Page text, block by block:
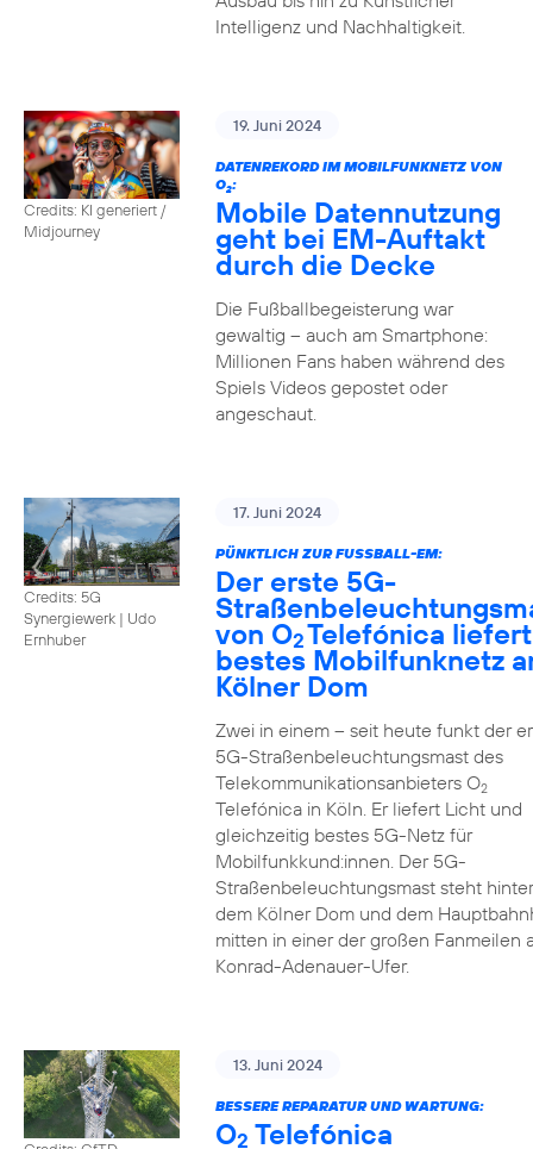
Intelligenz und Nachhaltigkeit.
Credits: KI generiert /
Midjourney
19. Juni 2024
DATENREKORD IM MOBILFUNKNETZ VON
O2:
Mobile Datennutzung
geht bei EM-Auftakt
durch die Decke
Die Fußballbegeisterung war
gewaltig – auch am Smartphone:
Millionen Fans haben während des
Spiels Videos gepostet oder
angeschaut.
Credits: 5G
Synergiewerk | Udo
Ernhuber
17. Juni 2024
PÜNKTLICH ZUR FUSSBALL-EM:
Der erste 5G-
von O2Telefónica liefert
bestes Mobilfunknetz
Kölner Dom
Zwei in einem – seit heute funkt der
5G-Straßenbeleuchtungsmast des
Telekommunikationsanbieters O2
Telefónica in Köln. Er liefert Licht und
gleichzeitig bestes 5G-Netz für
Mobilfunkkund:innen. Der 5G-
Straßenbeleuchtungsmast steht hinter
dem Kölner Dom und dem
mitten in einer der großen Fanmeilen
Konrad-Adenauer-Ufer.
13. Juni 2024
BESSERE REPARATUR UND WARTUNG:
O2 Telefónica